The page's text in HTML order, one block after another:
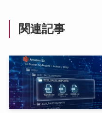
関連記事